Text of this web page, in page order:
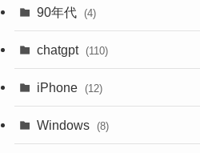
90年代 (4)
chatgpt (110)
iPhone (12)
Windows (8)